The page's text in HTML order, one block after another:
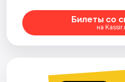
Билеты со
на